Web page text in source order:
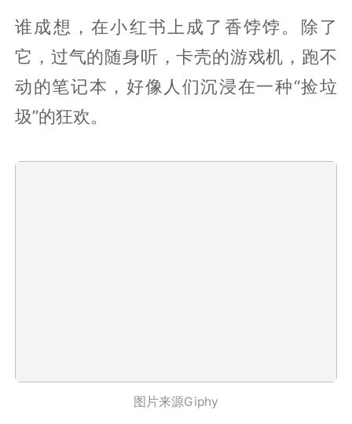
谁成想，在小红书上成了香饽饽。除了
它，过气的随身听，卡壳的游戏机，跑不
动的笔记本，好像人们沉浸在一种“捡垃
圾”的狂欢。
图片来源Giphy